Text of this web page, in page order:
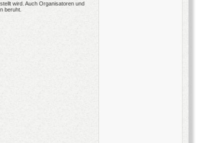
wird. Auch Organisatoren und
beruht.